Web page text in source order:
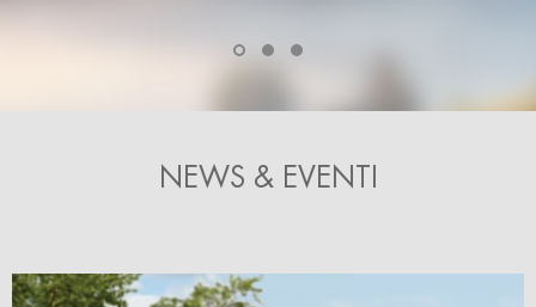
NEWS & EVENTI